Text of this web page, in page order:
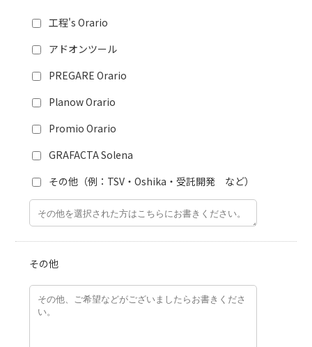
工程's Orario
アドオンツール
PREGARE Orario
Planow Orario
Promio Orario
GRAFACTA Solena
その他（例：TSV・Oshika・受託開発 など）
その他